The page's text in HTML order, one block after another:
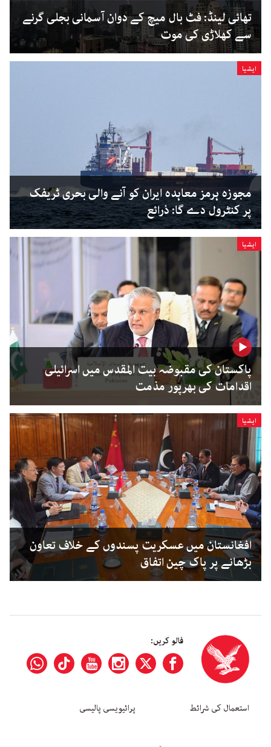
تھائی لینڈ: فٹ بال میچ کے دوان آسمانی بجلی گرنے
سے کھلاڑی کی موت
ایشیا
مجوزہ ہرمز معاہدہ ایران کو آنے والی بحری ٹریفک
پر کنٹرول دے گا: ذرائع
ایشیا
پاکستان کی مقبوضہ بیت المقدس میں اسرائیلی
اقدامات کی بھرپور مذمت
ایشیا
افغانستان میں عسکریت پسندوں کے خلاف تعاون
بڑھانے پر پاک چین اتفاق
فالو کریں:
استعمال کی شرائط پرائیویسی پالیسی